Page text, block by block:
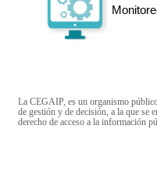
La CEGAIP, es un organismo
de gestión y de decisión, a la que se
derecho de acceso a la información